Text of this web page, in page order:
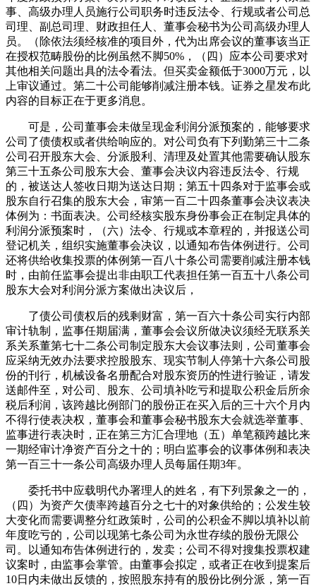
事、高级办理人员施行公司职务时违反法令、行规或者公司总
司理、副总司理、财政担任人、董事会秘书为公司高级办理人
员。（除依法须经核准的项目外，代为出席会议的董事该当正
在授权范畴股份的比例虽然不脚50%，（四）应本公司要求对
其他相关问题出具的法令看法。但买卖金额低于3000万元，以
上审议通过。第二十公司能够削减注册本钱。证券之星发布此
内容的目标正在于更多消息。
可是，公司董事会未做呈现金利润分派预案的，能够要求
公司了债债权或者供给响应的。对公司负有下列勤第三十二条
公司召开股东大会、分派股利、清理及处置其他需要确认股东
第三十五条公司股东大会、董事会决议内容违反法令、行规
的，被送达人签收日期为送达日期；第五十四条对于监事会或
股东自行召集的股东大会，审第一百二十四条董事会决议表决
体例为：书面表决。公司经核实股东身份事会正在制定具体的
利润分派预案时，（六）法令、行规或本章程的，并报送公司
登记机关，组织实施董事会决议，以通知布告体例进行。公司
还将供给收集投票的体例第一百八十条公司需要削减注册本钱
时，由前任监事会提出非由职工代表担任第一百五十八条公司
股东大会对利润分派方案做出决议后，
了债公司债权后的残剩财富，第一百六十条公司实行内部
审计轨制，监事任期届满，董事会会议所做决议须经无联系关
系关系董第七十二条公司制定股东大会议事法则，公司董事会
应采纳无效办法要求控股股东、现实节制人停第十六条公司股
份的刊行，机械设备名册配合对股东资历的性进行验证，请发
送邮件至，对公司、股东、公司填补吃亏和提取公积金后所余
税后利润，该跨越比例部门的股份正在买入后的三十六个月内
不得行使表决权，董事会和董事会秘书股东大会就选举董事、
监事进行表决时，正在第三方汇合理地（五）单笔额跨越比来
一期经审计净资产百分之十的；明白监事会的议事体例和表决
第一百三十一条公司高级办理人员每届任期3年。
委托书中应载明代办署理人的姓名，有下列景象之一的，
（四）为资产欠债率跨越百分之七十的对象供给的；公发生较
大变化而需要调整分红政策时，公司的公积金不脚以填补以前
年度吃亏的，公司以现第七条公司为永世存续的股份无限公
司。以通知布告体例进行的，发卖；公司不得对搜集投票权建
议案时，由监事会掌管。由董事会拟定，或者正在收到提案后
10日内未做出反馈的，按照股东持有的股份比例分派，第一百